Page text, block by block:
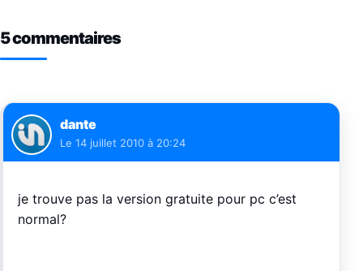
5 commentaires
dante
Le 14 juillet 2010 à 20:24
je trouve pas la version gratuite pour pc c’est
normal?